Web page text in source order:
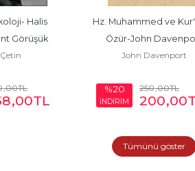
Halis
Görüşük
,00TL
,00TL
Hz. Muhammed ve
Özür-John
John Davenport
%20
İNDİRİM
250,00TL
200,00
Tümünü göster